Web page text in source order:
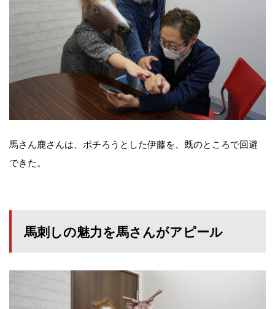
馬さん鹿さんは、ポチろうとした伊藤を、既のところで回避
できた。
馬刺しの魅力を馬さんがアピール